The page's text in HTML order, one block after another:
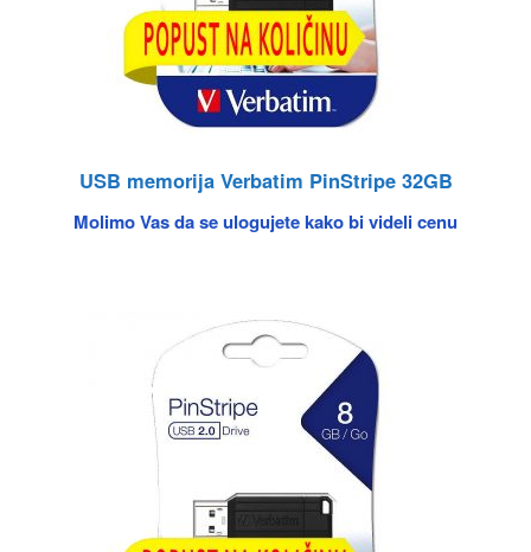
USB memorija Verbatim PinStripe 32GB
Molimo Vas da se ulogujete kako bi videli cenu